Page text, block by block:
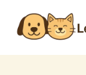
contenido